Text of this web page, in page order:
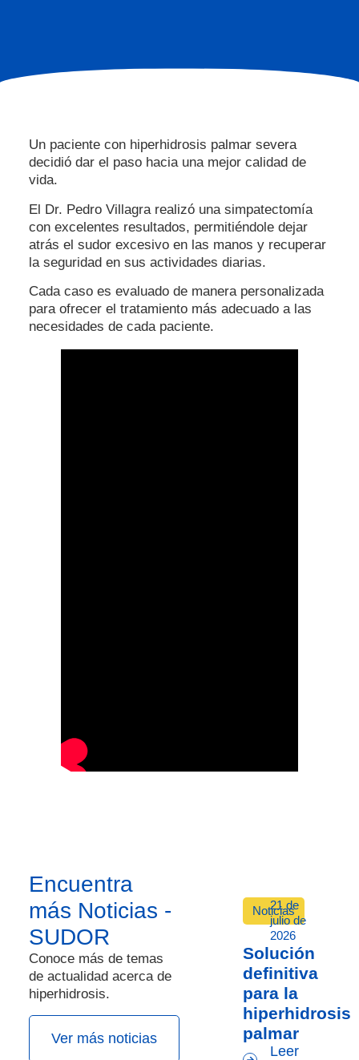
Un paciente con hiperhidrosis palmar severa
decidió dar el paso hacia una mejor calidad de
vida.
El Dr. Pedro Villagra realizó una simpatectomía
con excelentes resultados, permitiéndole dejar
atrás el sudor excesivo en las manos y recuperar
la seguridad en sus actividades diarias.
Cada caso es evaluado de manera personalizada
para ofrecer el tratamiento más adecuado a las
necesidades de cada paciente.
Encuentra
más Noticias -
SUDOR
Conoce más de temas
de actualidad acerca de
hiperhidrosis.
Ver más noticias
Noticias
21 de
julio de
2026
Solución
definitiva
para la
hiperhidrosis
palmar
Leer